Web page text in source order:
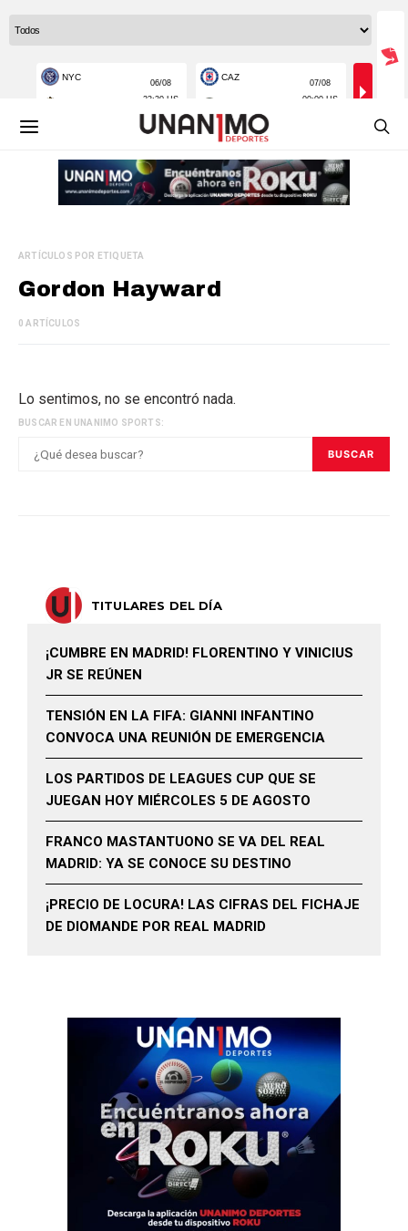
ARTÍCULOS POR ETIQUETA
Gordon Hayward
0 ARTÍCULOS
Lo sentimos, no se encontró nada.
BUSCAR EN UNANIMO SPORTS:
BUSCAR
TITULARES DEL DÍA
¡CUMBRE EN MADRID! FLORENTINO Y VINICIUS
JR SE REÚNEN
TENSIÓN EN LA FIFA: GIANNI INFANTINO
CONVOCA UNA REUNIÓN DE EMERGENCIA
LOS PARTIDOS DE LEAGUES CUP QUE SE
JUEGAN HOY MIÉRCOLES 5 DE AGOSTO
FRANCO MASTANTUONO SE VA DEL REAL
MADRID: YA SE CONOCE SU DESTINO
¡PRECIO DE LOCURA! LAS CIFRAS DEL FICHAJE
DE DIOMANDE POR REAL MADRID